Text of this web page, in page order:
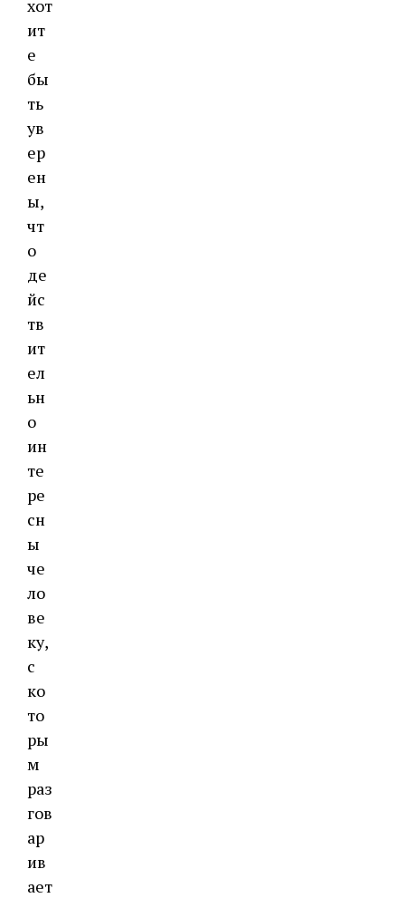
хот
ит
е
бы
ть
ув
ер
ен
ы,
чт
о
де
йс
тв
ит
ел
ьн
о
ин
те
ре
сн
ы
че
ло
ве
ку,
с
ко
то
ры
м
раз
гов
ар
ив
ает